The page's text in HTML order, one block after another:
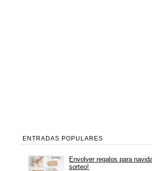
ENTRADAS POPULARES
Envolver regalos para
sorteo!